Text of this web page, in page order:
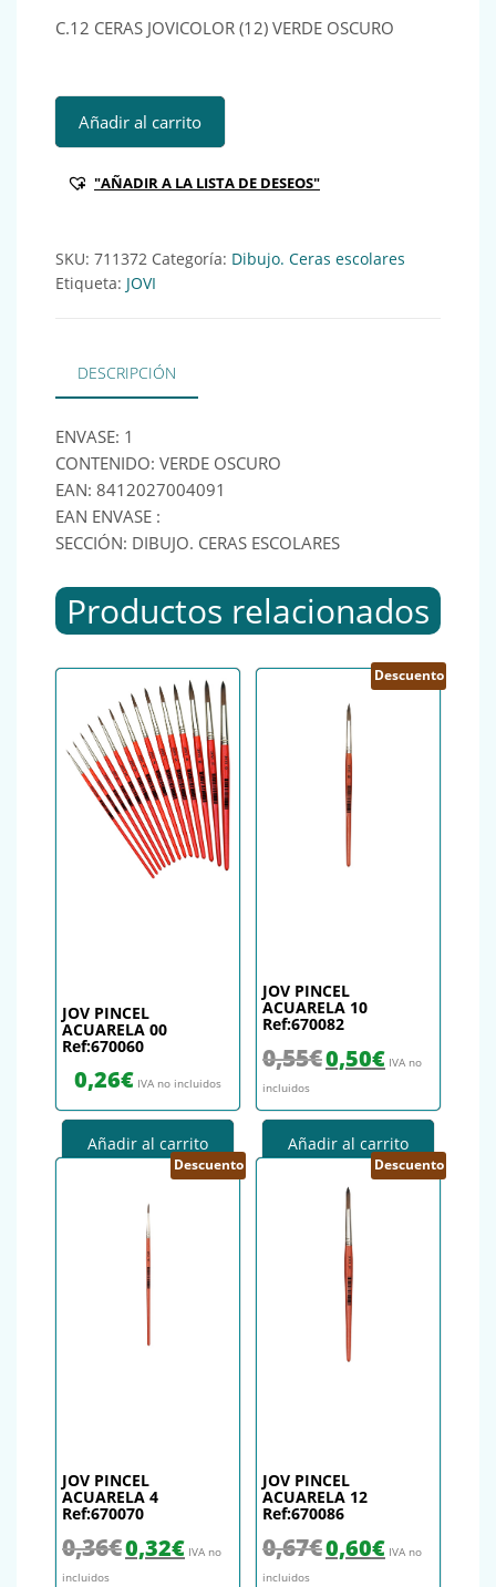
C.12 CERAS JOVICOLOR (12) VERDE OSCURO
Añadir al carrito
"AÑADIR A LA LISTA DE DESEOS"
SKU: 711372 Categoría: Dibujo. Ceras escolares
Etiqueta: JOVI
DESCRIPCIÓN
ENVASE: 1
CONTENIDO: VERDE OSCURO
EAN: 8412027004091
EAN ENVASE :
SECCIÓN: DIBUJO. CERAS ESCOLARES
Productos relacionados
JOV PINCEL
ACUARELA 00
Ref:670060
0,26€ IVA no incluidos
Añadir al carrito
Descuento
JOV PINCEL
ACUARELA 10
Ref:670082
0,55€ El precio original era: 0,55€.
0,50€El precio actual
IVA no
incluidos
Añadir al carrito
Descuento
JOV PINCEL
ACUARELA 4
Ref:670070
0,36€ El precio original era: 0,36€.
0,32€El precio actual es: 0,32€.
IVA no
incluidos
Descuento
JOV PINCEL
ACUARELA 12
Ref:670086
0,67€ El precio original era: 0,67€.
0,60€El precio actual
IVA no
incluidos